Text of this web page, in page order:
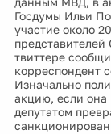
Госдумы Ильи
участие около
твиттере
корреспондент
Изначально
акцию, если она
депутатом